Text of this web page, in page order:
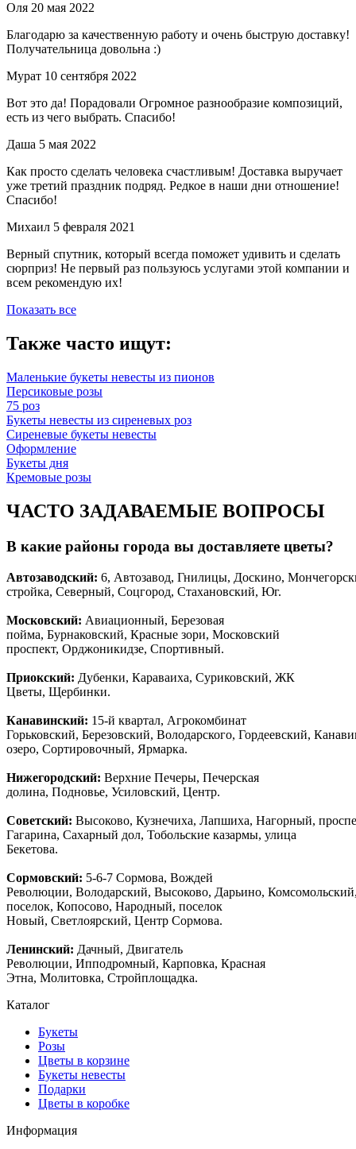
Оля 20 мая 2022
Благодарю за качественную работу и очень быструю доставку!
Получательница довольна :)
Мурат 10 сентября 2022
Вот это да! Порадовали Огромное разнообразие композиций,
есть из чего выбрать. Спасибо!
Даша 5 мая 2022
Как просто сделать человека счастливым! Доставка выручает
уже третий праздник подряд. Редкое в наши дни отношение!
Спасибо!
Михаил 5 февраля 2021
Верный спутник, который всегда поможет удивить и сделать
сюрприз! Не первый раз пользуюсь услугами этой компании и
всем рекомендую их!
Показать все
Также часто ищут:
Маленькие букеты невесты из пионов
Персиковые розы
75 роз
Букеты невесты из сиреневых роз
Сиреневые букеты невесты
Оформление
Букеты дня
Кремовые розы
ЧАСТО ЗАДАВАЕМЫЕ ВОПРОСЫ
В какие районы города вы доставляете цветы?
Автозаводский: 6, Автозавод, Гнилицы, Доскино,
стройка, Северный, Соцгород, Стахановский, Юг.
Московский: Авиационный, Березовая
пойма, Бурнаковский, Красные зори, Московский
проспект, Орджоникидзе, Спортивный.
Приокский: Дубенки, Караваиха, Суриковский, ЖК
Цветы, Щербинки.
Канавинский: 15-й квартал, Агрокомбинат
Горьковский, Березовский, Володарского, Гордеевский,
озеро, Сортировочный, Ярмарка.
Нижегородский: Верхние Печеры, Печерская
долина, Подновье, Усиловский, Центр.
Советский: Высоково, Кузнечиха, Лапшиха, Нагорный,
Гагарина, Сахарный дол, Тобольские казармы, улица
Бекетова.
Сормовский: 5-6-7 Сормова, Вождей
Революции, Володарский, Высоково, Дарьино,
поселок, Копосово, Народный, поселок
Новый, Светлоярский, Центр Сормова.
Ленинский: Дачный, Двигатель
Революции, Ипподромный, Карповка, Красная
Этна, Молитовка, Стройплощадка.
Каталог
Букеты
Розы
Цветы в корзине
Букеты невесты
Подарки
Цветы в коробке
Информация